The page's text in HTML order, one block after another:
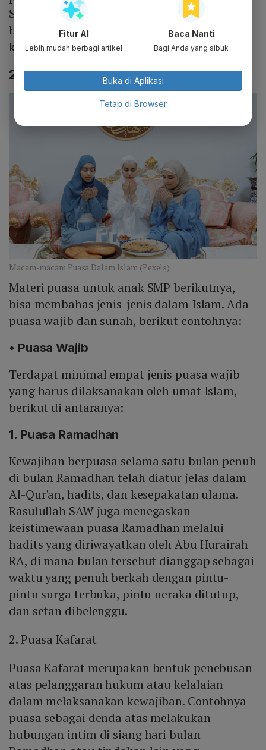
Sehingga menjadi tindakan ibadah yang
bermakna yang dikerjakan dengan penuh
kesadaran.
2. Jenis-jenis Puasa dalam Islam
Macam-macam Puasa Dalam Islam (Pexels)
Materi puasa untuk anak SMP berikutnya,
bisa membahas jenis-jenis dalam Islam. Ada
puasa wajib dan sunah, berikut contohnya:
• Puasa Wajib
Terdapat minimal empat jenis puasa wajib
yang harus dilaksanakan oleh umat Islam,
berikut di antaranya:
1. Puasa Ramadhan
Kewajiban berpuasa selama satu bulan penuh
di bulan Ramadhan telah diatur jelas dalam
Al-Qur'an, hadits, dan kesepakatan ulama.
Rasulullah SAW juga menegaskan
keistimewaan puasa Ramadhan melalui
hadits yang diriwayatkan oleh Abu Hurairah
RA, di mana bulan tersebut dianggap sebagai
waktu yang penuh berkah dengan pintu-
pintu surga terbuka, pintu neraka ditutup,
dan setan dibelenggu.
2. Puasa Kafarat
Puasa Kafarat merupakan bentuk penebusan
atas pelanggaran hukum atau kelalaian
dalam melaksanakan kewajiban. Contohnya
puasa sebagai denda atas melakukan
hubungan intim di siang hari bulan
Fitur AI
Lebih mudah berbagi artikel
Baca Nanti
Bagi Anda yang sibuk
Buka di Aplikasi
Tetap di Browser